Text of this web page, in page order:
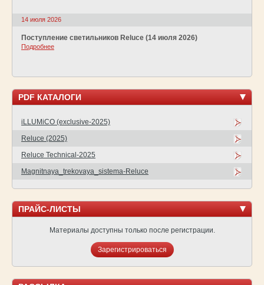
14 июля 2026
Поступление светильников Reluce (14 июля 2026)
Подробнее
PDF КАТАЛОГИ
iLLUMiCO (exclusive-2025)
Reluce (2025)
Reluce Technical-2025
Magnitnaya_trekovaya_sistema-Reluce
ПРАЙС-ЛИСТЫ
Материалы доступны только после регистрации.
Зарегистрироваться